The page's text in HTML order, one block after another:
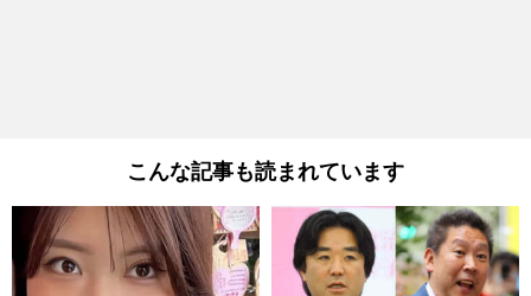
こんな記事も読まれています